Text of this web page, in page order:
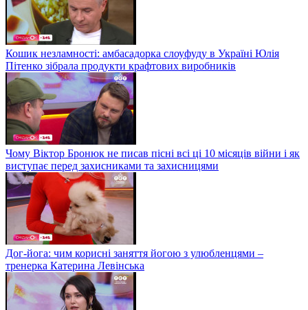
Кошик незламності: амбасадорка слоуфуду в Україні Юлія
Пітенко зібрала продукти крафтових виробників
Чому Віктор Бронюк не писав пісні всі ці 10 місяців війни і як
виступає перед захисниками та захисницями
Дог-йога: чим корисні заняття йогою з улюбленцями –
тренерка Катерина Левінська